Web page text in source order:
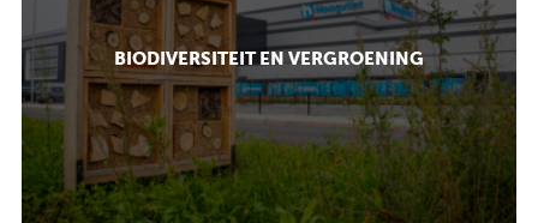
BIODIVERSITEIT EN VERGROENING